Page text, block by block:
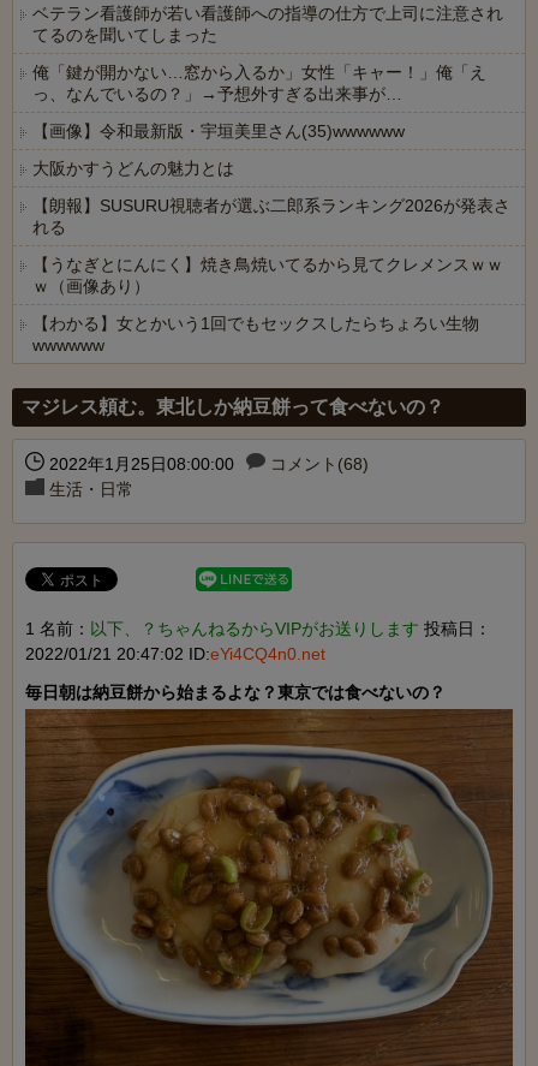
ベテラン看護師が若い看護師への指導の仕方で上司に注意され
てるのを聞いてしまった
俺「鍵が開かない…窓から入るか」女性「キャー！」俺「え
っ、なんでいるの？」→予想外すぎる出来事が…
【画像】令和最新版・宇垣美里さん(35)wwwwww
大阪かすうどんの魅力とは
【朗報】SUSURU視聴者が選ぶ二郎系ランキング2026が発表さ
れる
【うなぎとにんにく】焼き鳥焼いてるから見てクレメンスｗｗ
ｗ（画像あり）
【わかる】女とかいう1回でもセックスしたらちょろい生物
wwwwww
マジレス頼む。東北しか納豆餅って食べないの？
2022年1月25日08:00:00
コメント(68)
生活・日常
1 名前： 以下、？ちゃんねるからVIPがお送りします 投稿日：
2022/01/21 20:47:02 ID:eYi4CQ4n0.net